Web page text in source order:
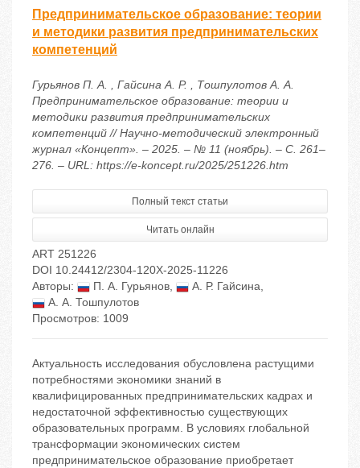
Предпринимательское образование: теории
и методики развития предпринимательских
компетенций
Гурьянов П. А. , Гайсина А. Р. , Тошпулотов А. А.
Предпринимательское образование: теории и
методики развития предпринимательских
компетенций // Научно-методический электронный
журнал «Концепт». – 2025. – № 11 (ноябрь). – С. 261–
276. – URL: https://e-koncept.ru/2025/251226.htm
Полный текст статьи
Читать онлайн
ART 251226
DOI 10.24412/2304-120X-2025-11226
Авторы:
П. А. Гурьянов, А. Р. Гайсина,
А. А. Тошпулотов
Просмотров: 1009
Актуальность исследования обусловлена растущими
потребностями экономики знаний в
квалифицированных предпринимательских кадрах и
недостаточной эффективностью существующих
образовательных программ. В условиях глобальной
трансформации экономических систем
предпринимательское образование приобретает